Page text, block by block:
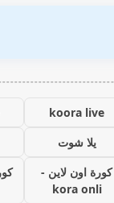
koora live
يلا شوت
كورة اون لاين -
kora onli